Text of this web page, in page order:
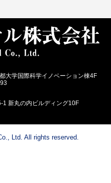
大学国際科学イノベーション棟4F
新丸の内ビルディング10F
Ltd. All rights reserved.